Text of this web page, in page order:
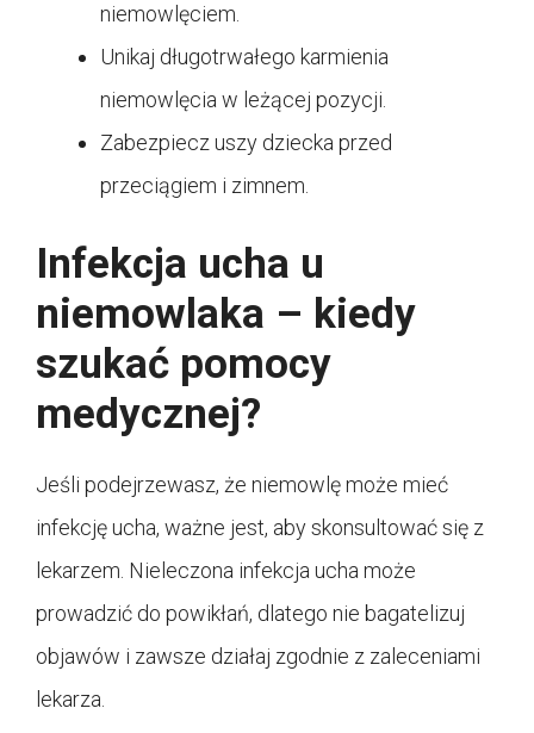
niemowlęciem.
Unikaj długotrwałego karmienia
niemowlęcia w leżącej pozycji.
Zabezpiecz uszy dziecka przed
przeciągiem i zimnem.
Infekcja ucha u
niemowlaka – kiedy
szukać pomocy
medycznej?
Jeśli podejrzewasz, że niemowlę może mieć
infekcję ucha, ważne jest, aby skonsultować się z
lekarzem. Nieleczona infekcja ucha może
prowadzić do powikłań, dlatego nie bagatelizuj
objawów i zawsze działaj zgodnie z zaleceniami
lekarza.